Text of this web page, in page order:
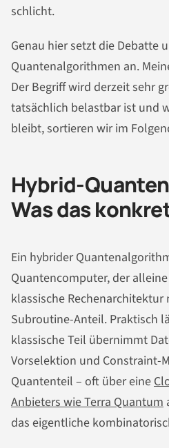
schlicht.
Genau hier setzt die Debatte
Quantenalgorithmen an.
Der Begriff wird derzeit sehr
tatsächlich belastbar ist und
bleibt, sortieren wir im
Hybrid-
Was das
Ein hybrider
Quantencomputer, der
klassische
Subroutine-Anteil. Praktisch
klassische Teil übernimmt
Vorselektion und Constraint-
Quantenteil – oft über eine
Anbieters wie Terra Quantum
das eigentliche